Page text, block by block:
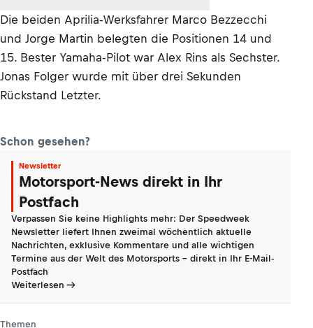
Die beiden Aprilia-Werksfahrer Marco Bezzecchi
und Jorge Martin belegten die Positionen 14 und
15. Bester Yamaha-Pilot war Alex Rins als Sechster.
Jonas Folger wurde mit über drei Sekunden
Rückstand Letzter.
Schon gesehen?
Newsletter
Motorsport-News direkt in Ihr
Postfach
Verpassen Sie keine Highlights mehr: Der Speedweek
Newsletter liefert Ihnen zweimal wöchentlich aktuelle
Nachrichten, exklusive Kommentare und alle wichtigen
Termine aus der Welt des Motorsports - direkt in Ihr E-Mail-
Postfach
Weiterlesen
Themen